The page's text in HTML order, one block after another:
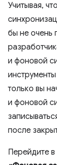
Учитывая,
бы не очень
и фоновой
только вы
и фоновой
после
Перейдите в